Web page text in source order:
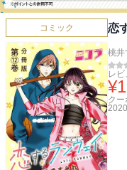
コミック 恋
桃井
レビ
¥
クー